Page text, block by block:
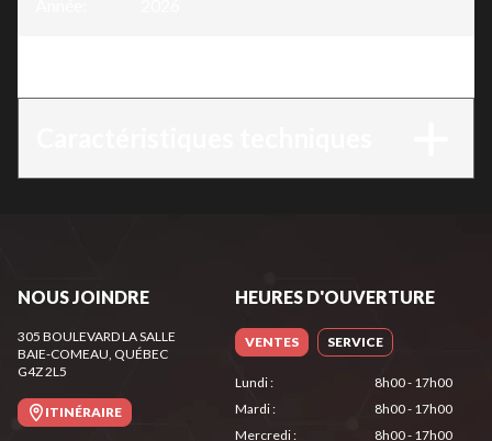
NOUS JOINDRE
305 BOULEVARD LA SALLE
BAIE-COMEAU, QUÉBEC
G4Z 2L5
ITINÉRAIRE
HEURES D'OUVERTURE
VENTES SERVICE
Lundi:
8h00 - 17h00
Mardi:
8h00 - 17h00
Mercredi: 8h00 - 17h00